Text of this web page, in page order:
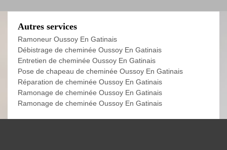
Autres services
Ramoneur Oussoy En Gatinais
Débistrage de cheminée Oussoy En Gatinais
Entretien de cheminée Oussoy En Gatinais
Pose de chapeau de cheminée Oussoy En Gatinais
Réparation de cheminée Oussoy En Gatinais
Ramonage de cheminée Oussoy En Gatinais
Ramonage de cheminée Oussoy En Gatinais